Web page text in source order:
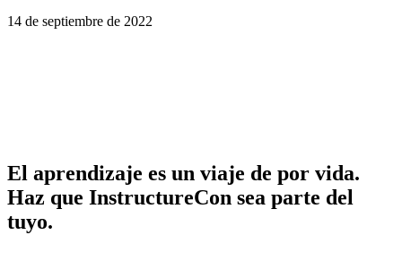
14 de septiembre de 2022
El aprendizaje es un viaje de por vida.
Haz que InstructureCon sea parte del
tuyo.